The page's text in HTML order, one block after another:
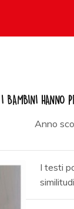
BAMBINI HANNO
Anno
I testi